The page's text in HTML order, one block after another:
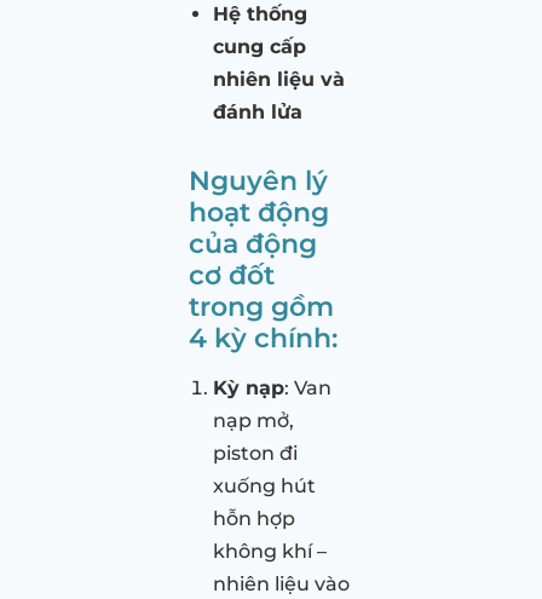
Hệ thống
cung cấp
nhiên liệu và
đánh lửa
Nguyên lý
hoạt động
của động
cơ đốt
trong gồm
4 kỳ chính:
Kỳ nạp: Van
nạp mở,
piston đi
xuống hút
hỗn hợp
không khí –
nhiên liệu vào